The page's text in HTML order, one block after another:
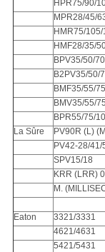
HPR75/90/
MPR28/45/
HMR75/
HMF28/35/
BPV35/50/
B2PV35/50/
BMF35/55/
BMV35/55/
BPR55/75/
La Sûre
PV90R (L)
PV42-28/41/
SPV15/18
KRR (LRR)
M.
Eaton
3321/3331
4621/4631
5421/5431